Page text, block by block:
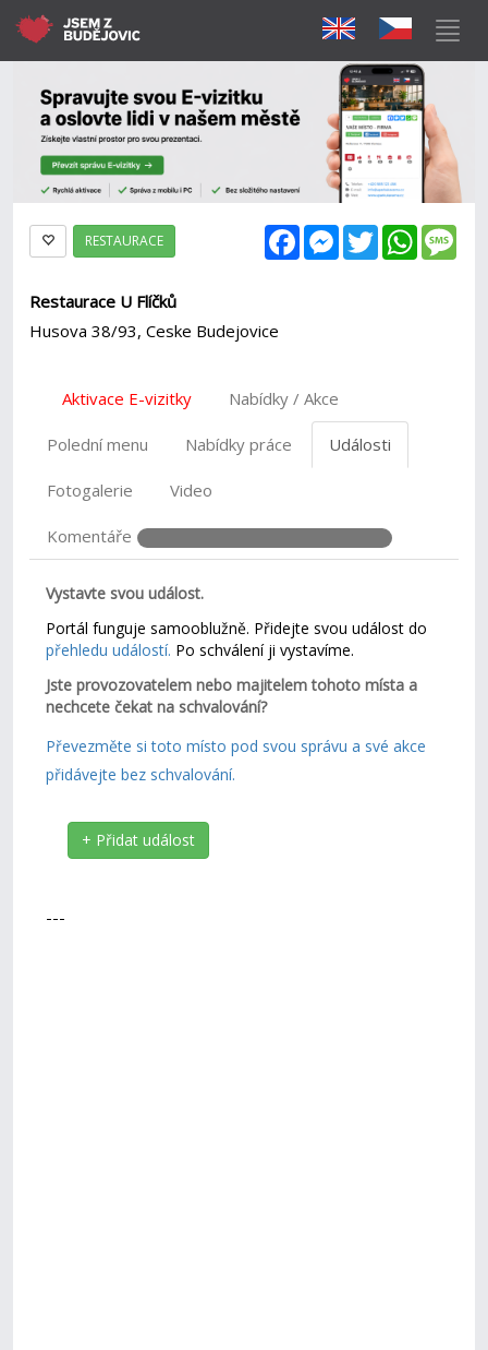
FacebookMessenger
Twitter
RESTAURACE
Restaurace U Flíčků
Husova 38/93, Ceske Budejovice
Aktivace E-vizitky Nabídky / Akce
Polední menu Nabídky práce Události
Fotogalerie Video
Komentáře
Vystavte svou událost.
Portál funguje samooblužně. Přidejte svou událost do
přehledu událostí. Po schválení ji vystavíme.
Jste provozovatelem nebo majitelem tohoto místa a
nechcete čekat na schvalování?
Převezměte si toto místo pod svou správu a své akce
přidávejte bez schvalování.
+ Přidat událost
---